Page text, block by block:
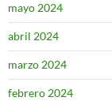
mayo 2024
abril 2024
marzo 2024
febrero 2024